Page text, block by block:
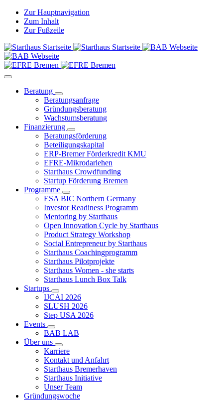
Zur Hauptnavigation
Zum Inhalt
Zur Fußzeile
Beratung
Beratungsanfrage
Gründungsberatung
Wachstumsberatung
Finanzierung
Beratungsförderung
Beteiligungskapital
ERP-Bremer Förderkredit KMU
EFRE-Mikrodarlehen
Starthaus Crowdfunding
Startup Förderung Bremen
Programme
ESA BIC Northern Germany
Investor Readiness Programm
Mentoring by Starthaus
Open Innovation Cycle by Starthaus
Product Strategy Workshop
Social Entrepreneur by Starthaus
Starthaus Coachingprogramm
Starthaus Pilotprojekte
Starthaus Women - she starts
Starthaus Lunch Box Talk
Startups
IJCAI 2026
SLUSH 2026
Step USA 2026
Events
BAB LAB
Über uns
Karriere
Kontakt und Anfahrt
Starthaus Bremerhaven
Starthaus Initiative
Unser Team
Gründungswoche